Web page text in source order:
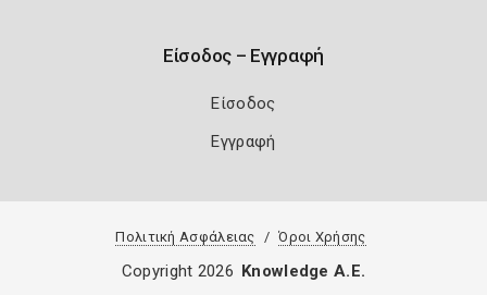
Είσοδος – Εγγραφή
Είσοδος
Εγγραφή
Πολιτική Ασφάλειας Όροι Χρήσης
Copyright 2026 Knowledge A.E.